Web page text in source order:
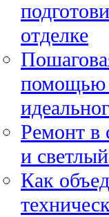
отделке
помощью
Ремонт в
и
Как